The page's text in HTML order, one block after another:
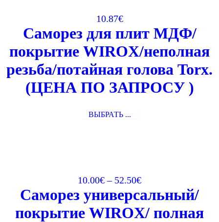
10.87€
Саморез для плит МДФ/
покрытие WIROX/неполная
резьба/потайная голова Torx.
(ЦЕНА ПО ЗАПРОСУ )
ВЫБРАТЬ ...
10.00€– 52.50€
Саморез универсальный/
покрытие WIROX/ полная